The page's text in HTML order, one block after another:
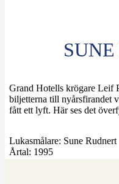
Grand Hotells krögare Leif
biljetterna till nyårsfirandet
fått ett lyft. Här ses det
Lukasmålare: Sune Rudnert
Årtal: 1995